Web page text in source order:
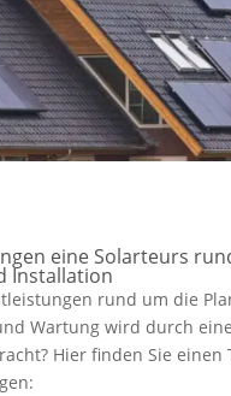
eine Solarteurs
Installation
rund um die
Wartung wird durch
Hier finden Sie einen